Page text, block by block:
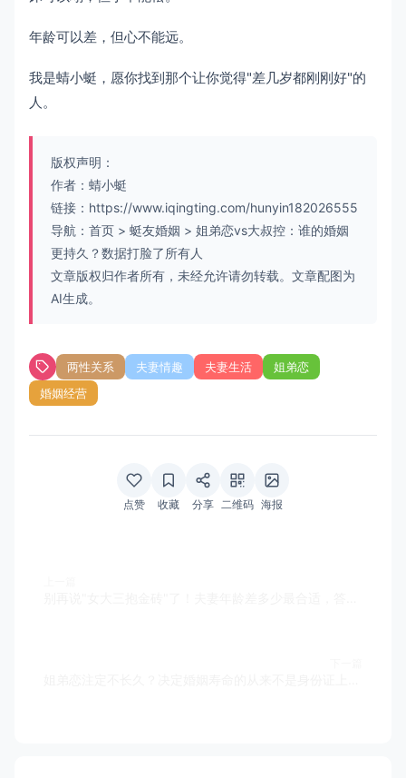
年龄可以差，但心不能远。
我是蜻小蜓，愿你找到那个让你觉得"差几岁都刚刚好"的
人。
版权声明：
作者：蜻小蜓
链接： https://www.iqingting.com/hunyin182026555
导航： 首页 > 蜓友婚姻 > 姐弟恋vs大叔控：谁的婚姻
更持久？数据打脸了所有人
文章版权归作者所有，未经允许请勿转载。文章配图为
AI生成。
两性关系 夫妻情趣 夫妻生活
姐弟恋
婚姻经营
点赞 收藏 分享 二维码 海报